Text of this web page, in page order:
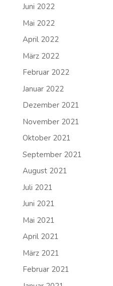
Juni 2022
Mai 2022
April 2022
März 2022
Februar 2022
Januar 2022
Dezember 2021
November 2021
Oktober 2021
September 2021
August 2021
Juli 2021
Juni 2021
Mai 2021
April 2021
März 2021
Februar 2021